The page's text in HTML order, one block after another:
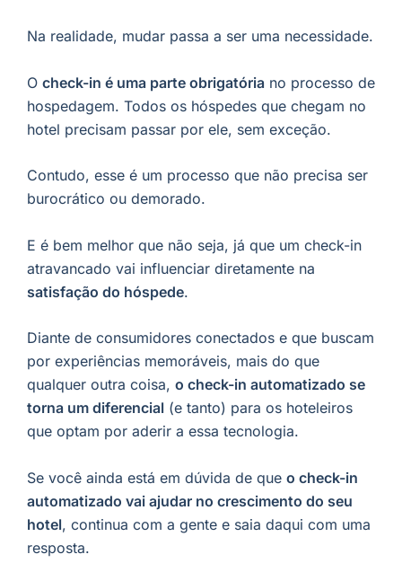
Na realidade, mudar passa a ser uma necessidade.
O check-in é uma parte obrigatória no processo de
hospedagem. Todos os hóspedes que chegam no
hotel precisam passar por ele, sem exceção.
Contudo, esse é um processo que não precisa ser
burocrático ou demorado.
E é bem melhor que não seja, já que um check-in
atravancado vai influenciar diretamente na
satisfação do hóspede.
Diante de consumidores conectados e que buscam
por experiências memoráveis, mais do que
qualquer outra coisa, o check-in automatizado se
torna um diferencial (e tanto) para os hoteleiros
que optam por aderir a essa tecnologia.
Se você ainda está em dúvida de que o check-in
automatizado vai ajudar no crescimento do seu
hotel, continua com a gente e saia daqui com uma
resposta.